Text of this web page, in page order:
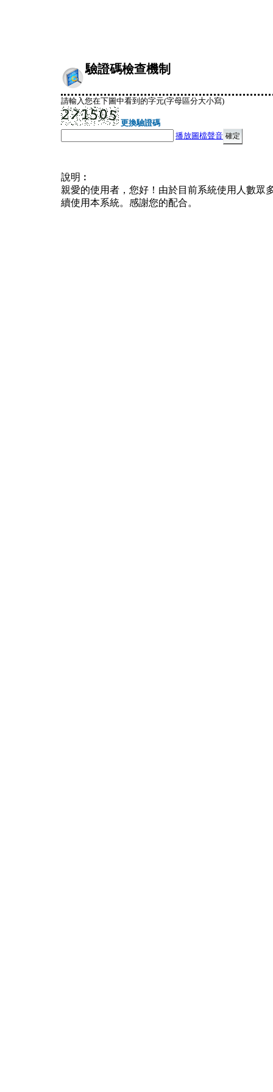
驗證碼檢查機制
請輸入您在下圖中看到的字元(字母區分大小寫)
更換驗證碼
播放圖檔聲音
說明︰
親愛的使用者，您好！由於目前系統使用人數眾
續使用本系統。感謝您的配合。